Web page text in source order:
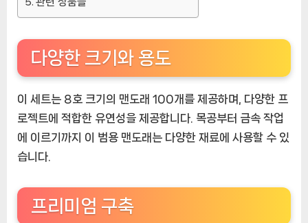
관련 상품들
다양한 크기와 용도
이 세트는 8호 크기의 맨도래 100개를 제공하며, 다양한 프
로젝트에 적합한 유연성을 제공합니다. 목공부터 금속 작업
에 이르기까지 이 범용 맨도래는 다양한 재료에 사용할 수 있
습니다.
프리미엄 구축